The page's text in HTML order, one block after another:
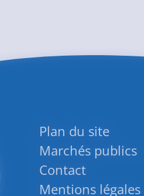
Plan du site
Marchés publics
Contact
Mentions légales